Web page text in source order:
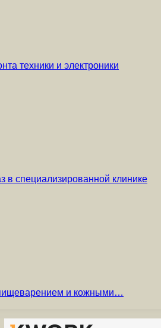
техники и электроники
в специализированной клинике
пищеварением и кожными…